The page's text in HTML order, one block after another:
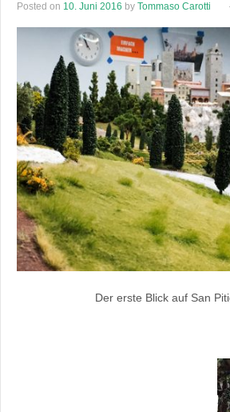
Posted on 10. Juni 2016 by Tommaso Carotti
Der erste Blick auf San